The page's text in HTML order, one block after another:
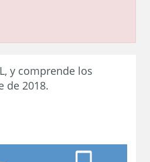
y comprende los
de 2018.